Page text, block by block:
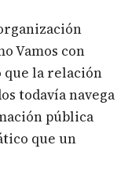
Vamos con
que la relación
todavía navega
pública
que un